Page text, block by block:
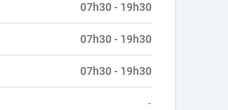
07h30 - 19h30
07h30 - 19h30
07h30 - 19h30
-